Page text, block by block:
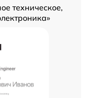
техническое,